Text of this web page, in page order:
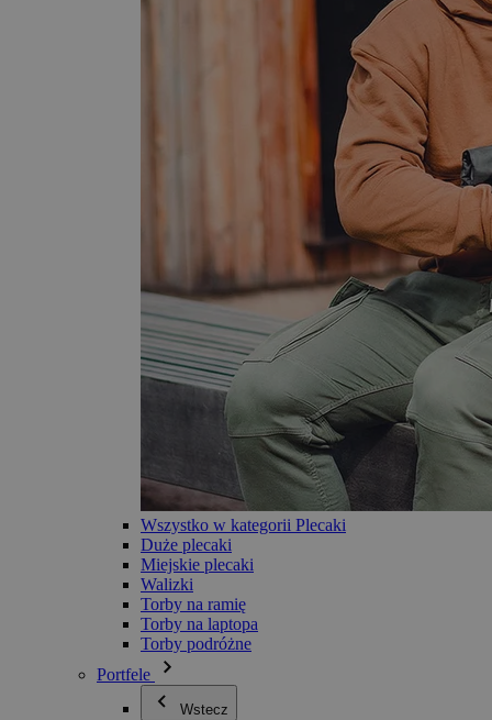
Wszystko w kategorii Plecaki
Duże plecaki
Miejskie plecaki
Walizki
Torby na ramię
Torby na laptopa
Torby podróżne
Portfele
Wstecz